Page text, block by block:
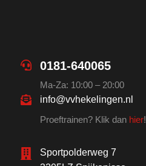
0181-640065
Ma-Za: 10:00 – 20:00
info@vvhekelingen.nl
Proeftrainen? Klik dan hier!
Sportpolderweg 7